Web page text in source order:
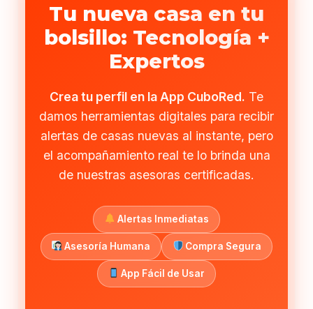
Tu nueva casa en tu
bolsillo: Tecnología +
Expertos
Crea tu perfil en la App CuboRed. Te
damos herramientas digitales para recibir
alertas de casas nuevas al instante, pero
el acompañamiento real te lo brinda una
de nuestras asesoras certificadas.
Alertas Inmediatas
Asesoría Humana Compra Segura
App Fácil de Usar